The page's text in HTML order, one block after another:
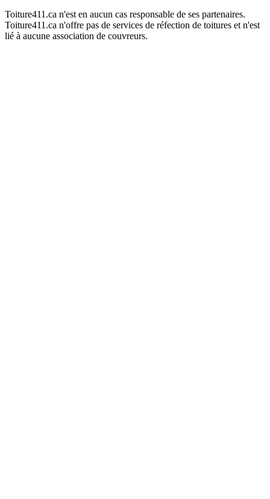
Toiture411.ca n'est en aucun cas responsable de ses partenaires.
Toiture411.ca n'offre pas de services de réfection de toitures et n'est
lié à aucune association de couvreurs.